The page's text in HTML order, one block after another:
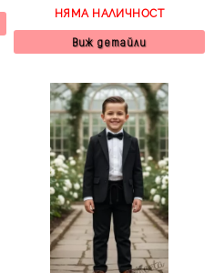
НЯМА НАЛИЧНОСТ
Виж детайли